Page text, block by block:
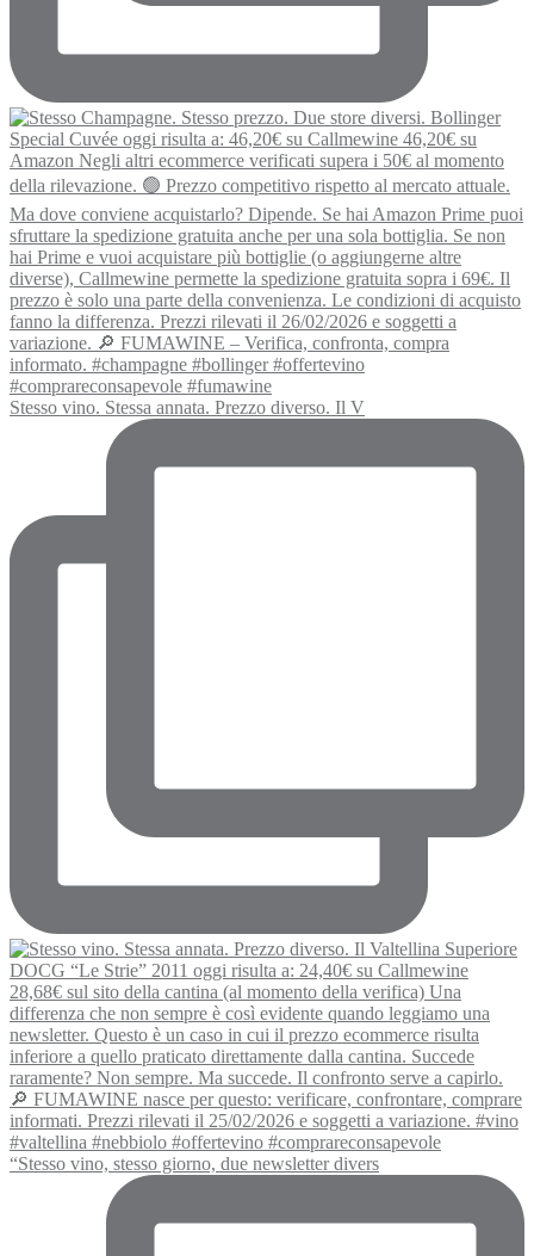
Stesso vino. Stessa annata. Prezzo diverso. Il V
“Stesso vino, stesso giorno, due newsletter divers